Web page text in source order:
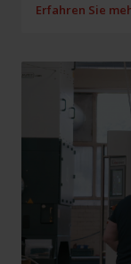
Erfahren Sie